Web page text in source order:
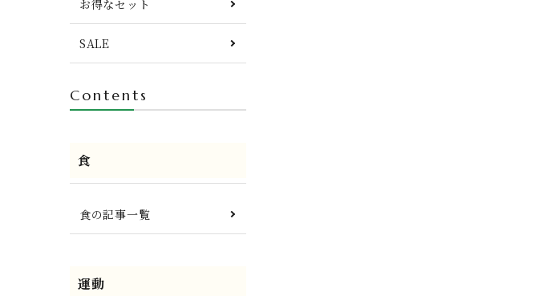
お得なセット
SALE
Contents
食
食の記事一覧
運動